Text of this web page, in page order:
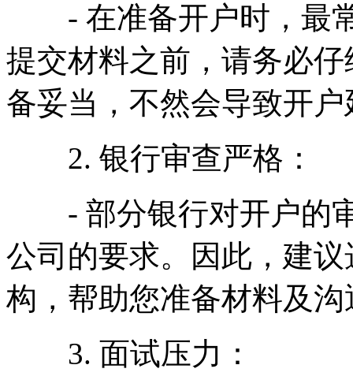
- 在准备开户时，最常
提交材料之前，请务必
备妥当，不然会导致开户
2. 银行审查严格：
- 部分银行对开户的审
公司的要求。因此，建
构，帮助您准备材料及
3. 面试压力：